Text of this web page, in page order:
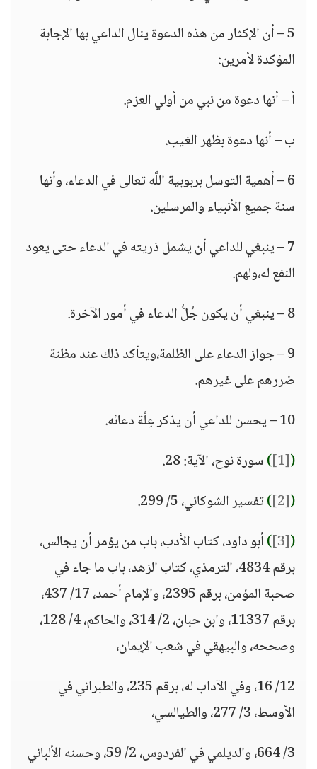
5 – أن الإكثار من هذه الدعوة ينال الداعي بها الإجابة
المؤكدة لأمرين:
أ – أنها دعوة من نبي من أولي العزم.
ب – أنها دعوة بظهر الغيب.
6 – أهمية التوسل بربوبية اللَّه تعالى في الدعاء، وأنها
سنة جميع الأنبياء والمرسلين.
7 – ينبغي للداعي أن يشمل ذريته في الدعاء حتى يعود
النفع له،ولهم.
8 – ينبغي أن يكون جُلُّ الدعاء في أمور الآخرة.
9 – جواز الدعاء على الظلمة،ويتأكد ذلك عند مظنة
ضررهم على غيرهم.
10 – يحسن للداعي أن يذكر عِلَّة دعائه.
(
[1]
)سورة نوح، الآية: 28.
(
[2]
)تفسير الشوكاني، 5/ 299.
(
[3]
)أبو داود، كتاب الأدب، باب من يؤمر أن يجالس،
برقم 4834، الترمذي، كتاب الزهد، باب ما جاء في
صحبة المؤمن، برقم 2395، والإمام أحمد، 17/ 437،
برقم 11337، وابن حبان، 2/ 314، والحاكم، 4/ 128،
وصححه، والبيهقي في شعب الإيمان،
12/ 16، وفي الآداب له، برقم 235، والطبراني في
الأوسط، 3/ 277، والطيالسي،
3/ 664، والديلمي في الفردوس، 2/ 59، وحسنه الألباني